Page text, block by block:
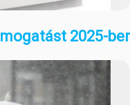
2025-